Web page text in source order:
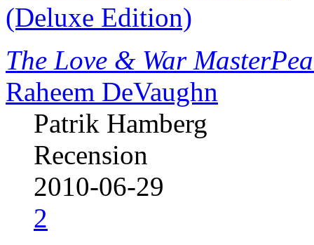
The Love & War
Raheem DeVaughn
Patrik Hamberg
Recension
2010-06-29
2